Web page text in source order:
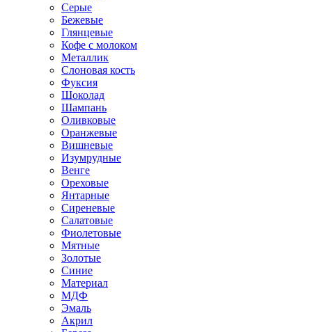
Серые
Бежевые
Глянцевые
Кофе с молоком
Металлик
Слоновая кость
Фуксия
Шоколад
Шампань
Оливковые
Оранжевые
Вишневые
Изумрудные
Венге
Ореховые
Янтарные
Сиреневые
Салатовые
Фиолетовые
Мятные
Золотые
Синие
Материал
МДФ
Эмаль
Акрил